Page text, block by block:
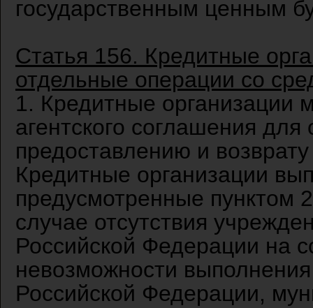
государственным ценным
Статья 156. Кредитные
отдельные операции со
1. Кредитные организации
агентского соглашения
предоставлению и
Кредитные организации
предусмотренные пунктом
случае отсутствия
Российской Федерации на
невозможности
Российской Федерации,